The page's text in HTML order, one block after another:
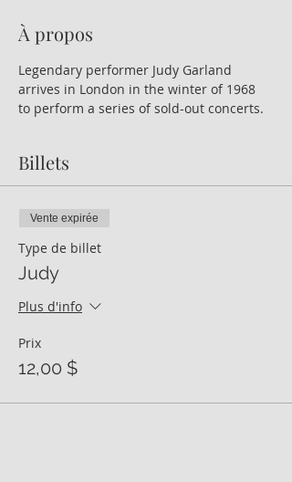
À propos
Legendary performer Judy Garland
arrives in London in the winter of 1968
to perform a series of sold-out concerts.
Billets
Vente expirée
Type de billet
Judy
Plus d'info
Prix
12,00 $